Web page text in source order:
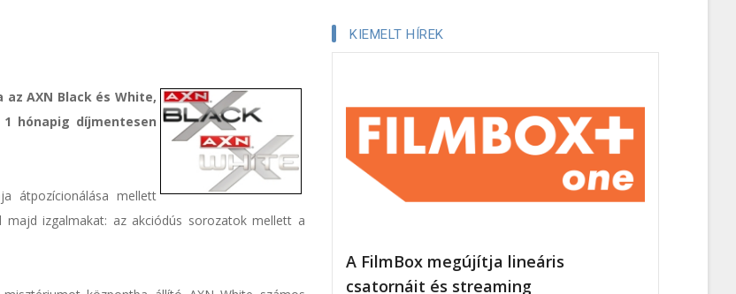
AXN Black és White,
hónapig díjmentesen
átpozícionálása mellett
izgalmakat: az akciódús sorozatok mellett a
KIEMELT HÍREK
A FilmBox megújítja lineáris
csatornáit és streaming